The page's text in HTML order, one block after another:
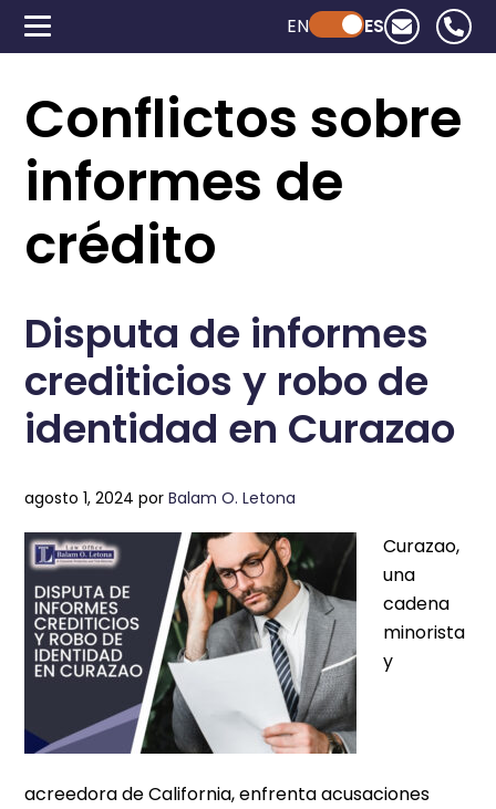
Powered by ChatGPT
EN ES
Conflictos sobre
informes de
crédito
Disputa de informes
crediticios y robo de
identidad en Curazao
agosto 1, 2024 porBalam O. Letona
Curazao,
una
cadena
minorista
y
acreedora de California, enfrenta acusaciones